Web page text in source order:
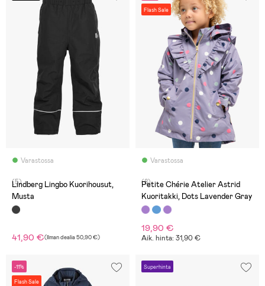
Varastossa
(5)
Lindberg Lingbo Kuorihousut,
Musta
41,90 €(Ilman dealia50,90 €)
Flash Sale
Varastossa
(8)
Petite Chérie Atelier Astrid
Kuoritakki, Dots Lavender Gray
19,90 €
Aik. hinta: 31,90 €
-11%
Flash Sale
Superhinta